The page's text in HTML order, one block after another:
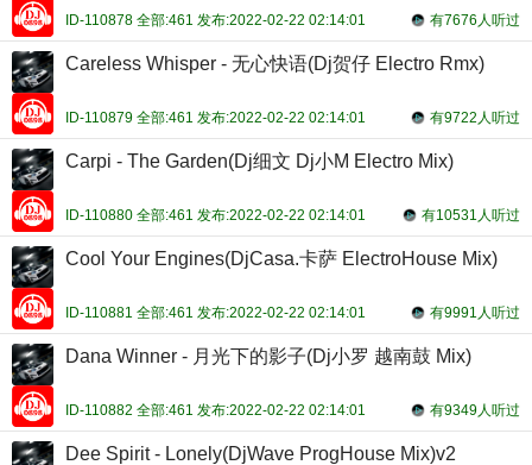
有7676人听过
ID-110878 全部:461 发布:2022-02-22 02:14:01
Careless Whisper - 无心快语(Dj贺仔 Electro Rmx)
有9722人听过
ID-110879 全部:461 发布:2022-02-22 02:14:01
Carpi - The Garden(Dj细文 Dj小M Electro Mix)
有10531人听过
ID-110880 全部:461 发布:2022-02-22 02:14:01
Cool Your Engines(DjCasa.卡萨 ElectroHouse Mix)
有9991人听过
ID-110881 全部:461 发布:2022-02-22 02:14:01
Dana Winner - 月光下的影子(Dj小罗 越南鼓 Mix)
有9349人听过
ID-110882 全部:461 发布:2022-02-22 02:14:01
Dee Spirit - Lonely(DjWave ProgHouse Mix)v2